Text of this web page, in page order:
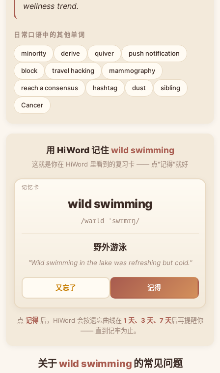
wellness trend.
日常口语中的其他单词
minority derive quiver push notification
block travel hacking mammography
reach a consensus hashtag dust sibling
Cancer
用 HiWord 记住wild swimming
这就是你在 HiWord 里看到的复习卡 —— 点"记得"就好
wild swimming
/waɪld ˈswɪmɪŋ/
野外游泳
"Wild swimming in the lake was refreshing but cold."
又忘了 记得
点 记得后，HiWord 会按遗忘曲线在 1 天、3 天、7 天后再提醒你
—— 直到记牢为止。
关于wild swimming 的常见问题